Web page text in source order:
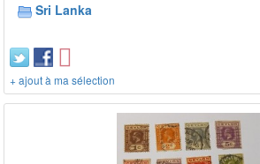
Sri Lanka
+ ajout à ma sélection